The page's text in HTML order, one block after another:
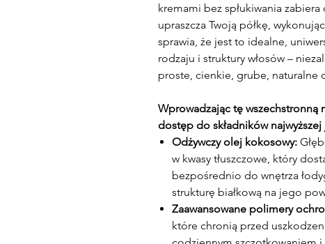
kremami bez spłukiwania
upraszcza Twoją półkę,
sprawia, że jest to idealne,
rodzaju i struktury włosów –
proste, cienkie, grube, naturalne
Wprowadzając tę wszechstronną
dostęp do składników najwyższej
Odżywczy olej kokosowy:
w kwasy tłuszczowe, który
bezpośrednio do wnętrza
strukturę białkową na jego
Zaawansowane polimery
które chronią przed